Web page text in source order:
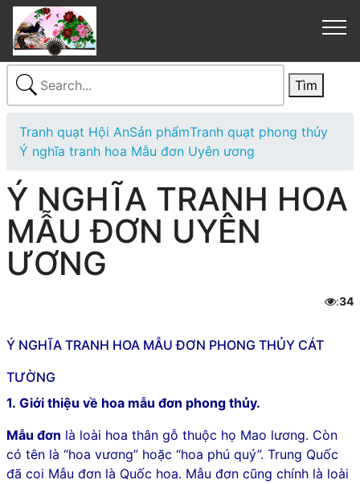
Tranh quạt Hội AnSản phẩmTranh quạt phong thủy
Ý nghĩa tranh hoa Mẫu đơn Uyên ương
Ý NGHĨA TRANH HOA
MẪU ĐƠN UYÊN
ƯƠNG
:34
Ý NGHĨA TRANH HOA MẪU ĐƠN PHONG THỦY CÁT
TƯỜNG
1. Giới thiệu về hoa mẫu đơn phong thủy.
Mẫu đơn là loài hoa thân gỗ thuộc họ Mao lương. Còn
có tên là “hoa vương” hoặc “hoa phú quý”. Trung Quốc
đã coi Mẫu đơn là Quốc hoa. Mẫu đơn cũng chính là loài